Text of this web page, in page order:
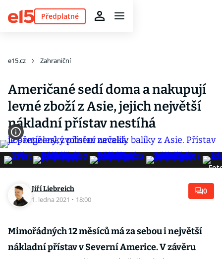
Předplatné
e15.cz Zahraniční
Američané sedí doma a nakupují
levné zboží z Asie, jejich největší
nákladní přístav nestíhá
Jiří Liebreich
1. ledna 2021 · 18:00
0
Mimořádných 12 měsíců má za sebou i největší
nákladní přístav v Severní Americe. V závěru